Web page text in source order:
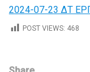
2024-07-23 ΔΤ
POST VIEWS: 468